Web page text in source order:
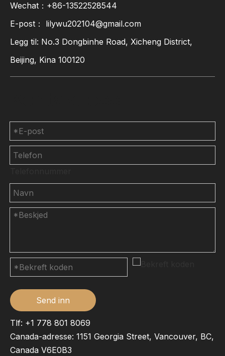
Wechat：+86-13522528544
E-post： lilywu202104@gmail.com
Legg til: No.3 Dongbinhe Road, Xicheng District,
Beijing, Kina 100120
Send inn
Tlf: +1 778 801 8069
Canada-adresse: 1151 Georgia Street, Vancouver, BC,
Canada V6E0B3